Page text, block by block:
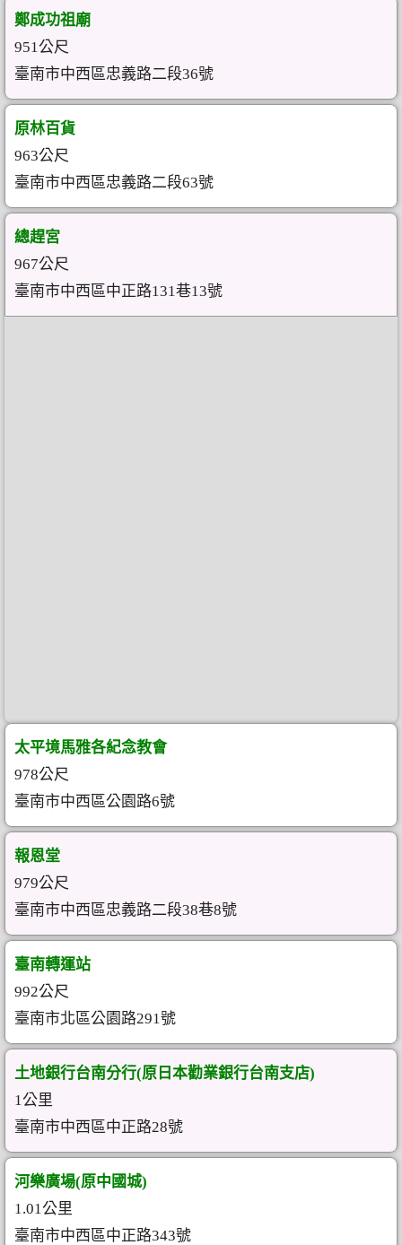
鄭成功祖廟
951公尺
臺南市中西區忠義路二段36號
原林百貨
963公尺
臺南市中西區忠義路二段63號
總趕宮
967公尺
臺南市中西區中正路131巷13號
太平境馬雅各紀念教會
978公尺
臺南市中西區公園路6號
報恩堂
979公尺
臺南市中西區忠義路二段38巷8號
臺南轉運站
992公尺
臺南市北區公園路291號
土地銀行台南分行(原日本勸業銀行台南支店)
1公里
臺南市中西區中正路28號
河樂廣場(原中國城)
1.01公里
臺南市中西區中正路343號